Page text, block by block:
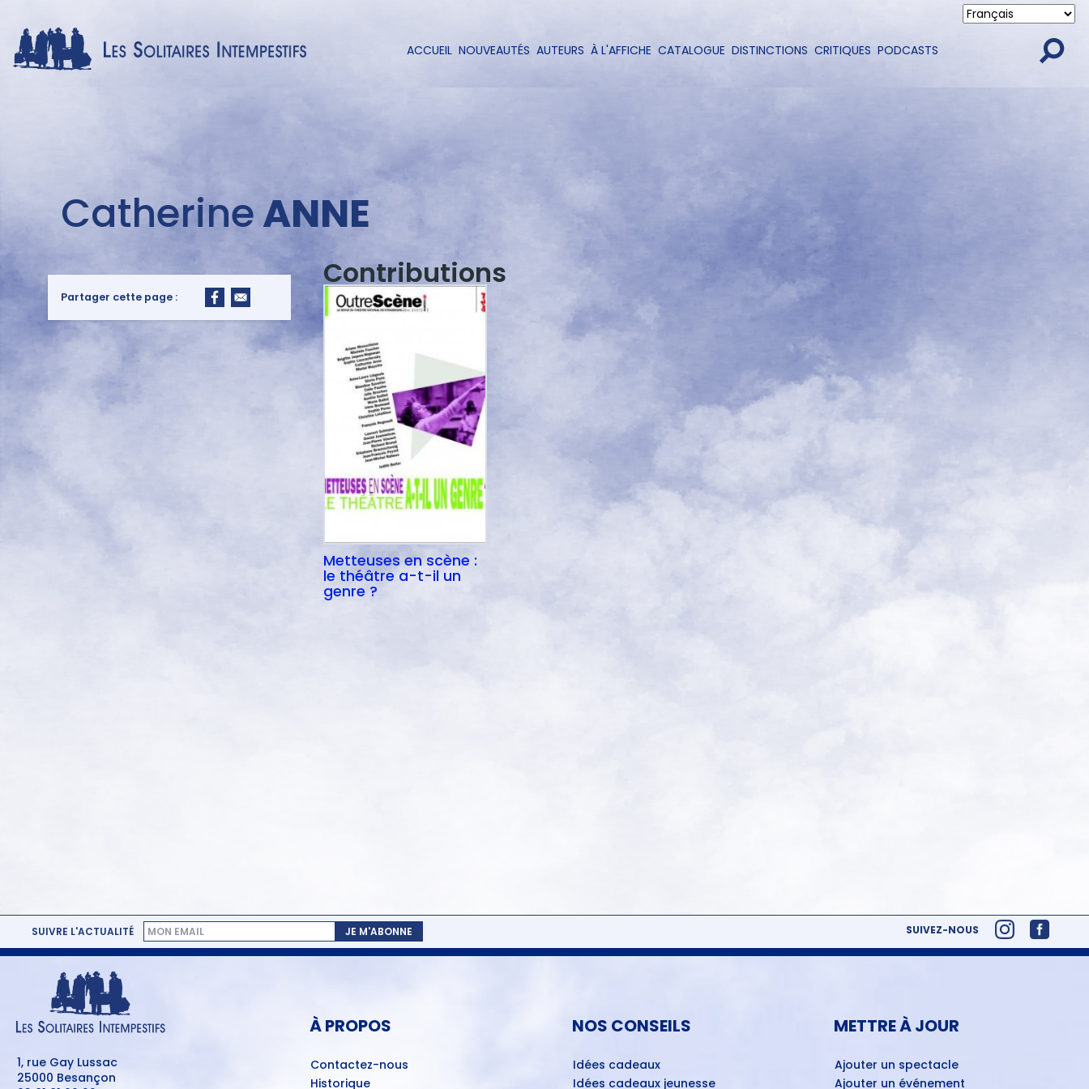
contenu
Navigation
ACCUEIL NOUVEAUTÉS AUTEURS À L'AFFICHE CATALOGUE DISTINCTIONS CRITIQUES PODCASTS
auteurCatherineANNE
Contributions
Metteuses en scène :
le théâtre a-t-il un
genre ?
Partager cette page :
SUIVRE L'ACTUALITÉ JE M'ABONNE SUIVEZ-NOUS
1, rue Gay Lussac
25000 Besançon
À PROPOS
Contactez-nous
Historique
NOS CONSEILS
Idées cadeaux
Idées cadeaux jeunesse
METTRE À JOUR
Ajouter un spectacle
Ajouter un événement